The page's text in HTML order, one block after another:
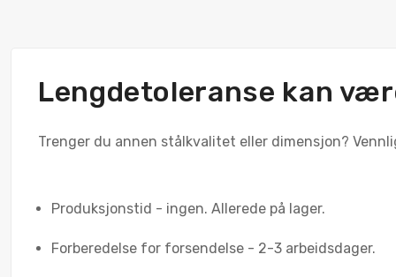
Lengdetoleranse kan
Trenger du annen stålkvalitet eller dimensjon?
Produksjonstid - ingen. Allerede på lager.
Forberedelse for forsendelse - 2-3 arbeidsdager.